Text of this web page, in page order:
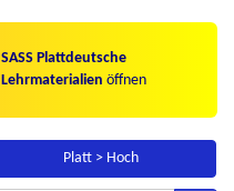
SASS Plattdeutsche
Lehrmaterialien öffnen
Platt > Hoch